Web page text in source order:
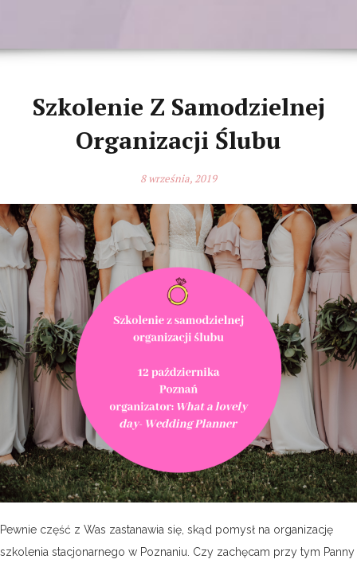
Szkolenie Z Samodzielnej
Organizacji Ślubu
8 września, 2019
Pewnie część z Was zastanawia się, skąd pomysł na organizację
szkolenia stacjonarnego w Poznaniu. Czy zachęcam przy tym Panny